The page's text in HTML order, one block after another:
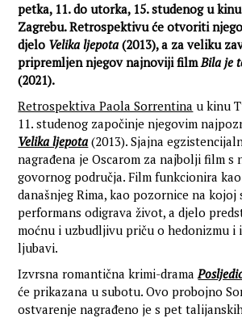
petka, 11. do utorka, 15. studenog u
Zagrebu. Retrospektivu će otvoriti
djelo Velika ljepota (2013), a za veliku
pripremljen njegov najnoviji filmBila je
(2021).
Retrospektiva Paola Sorrentina u kinu
11. studenog započinje njegovim
Velika ljepota (2013). Sjajna
nagrađena je Oscarom za najbolji film s
govornog područja. Film funkcionira
današnjeg Rima, kao pozornice na kojoj
performans odigrava život, a djelo
moćnu i uzbudljivu priču o hedonizmu i
ljubavi.
Izvrsna romantična krimi-drama
će prikazana u subotu. Ovo probojno
ostvarenje nagrađeno je s pet